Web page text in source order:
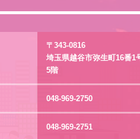
〒343-0816
埼玉県越谷市弥生町16番1
5階
048-969-2750
048-969-2751